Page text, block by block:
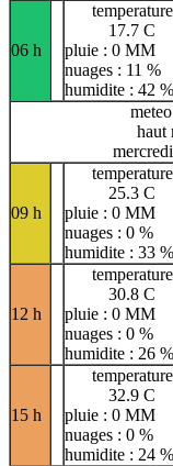
06 h
temperature
17.7 C
pluie : 0 MM
nuages : 11 %
humidite : 42 %
haut
09 h
temperature
25.3 C
pluie : 0 MM
nuages : 0 %
humidite : 33 %
12 h
temperature
30.8 C
pluie : 0 MM
nuages : 0 %
humidite : 26 %
15 h
temperature
32.9 C
pluie : 0 MM
nuages : 0 %
humidite : 24 %